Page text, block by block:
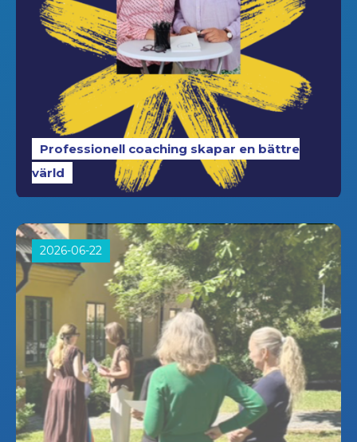
Professionell coaching skapar en bättre
värld
2026-06-22